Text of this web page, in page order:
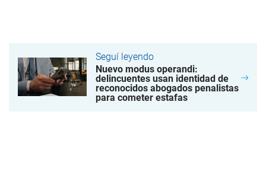
Seguí leyendo
Nuevo modus operandi:
delincuentes usan identidad de
reconocidos abogados penalistas
para cometer estafas